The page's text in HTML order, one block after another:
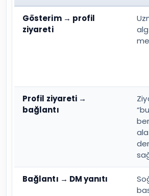
Gösterim → profil
ziyareti
Profil ziyareti →
bağlantı
Bağlantı → DM yanıtı